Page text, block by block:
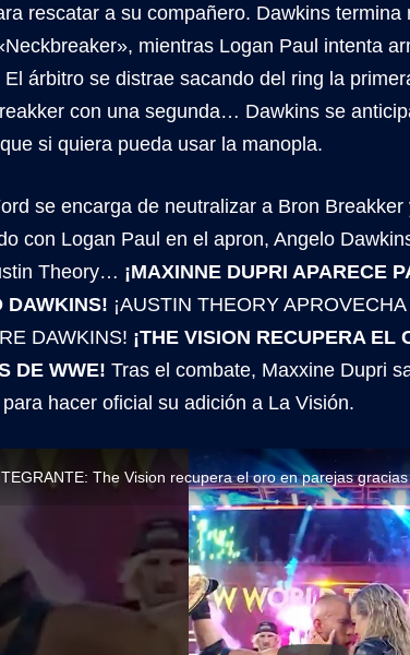
rescatar a su compañero. Dawkins
mientras Logan Paul intenta
El árbitro se distrae sacando del ring la
con una segunda… Dawkins se
si quiera pueda usar la manopla.
se encarga de neutralizar a Bron
con Logan Paul en el apron, Angelo
Theory… ¡MAXINNE DUPRI APARECE
DAWKINS! ¡AUSTIN THEORY
DAWKINS! ¡THE VISION RECUPERA EL
DE WWE! Tras el combate, Maxxine Dupri
hacer oficial su adición a La Visión.
The Vision recupera el oro en parejas